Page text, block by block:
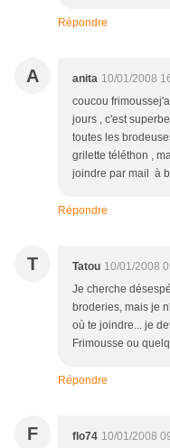
Répondre
A anita 10/01/2008
coucou
jours , c'est
toutes les
grilette téléthon ,
joindre par mail à
Répondre
T Tatou 10/01/2008
Je cherche
broderies, mais je
où te joindre... je
Frimousse ou
Répondre
F flo74 10/01/2008